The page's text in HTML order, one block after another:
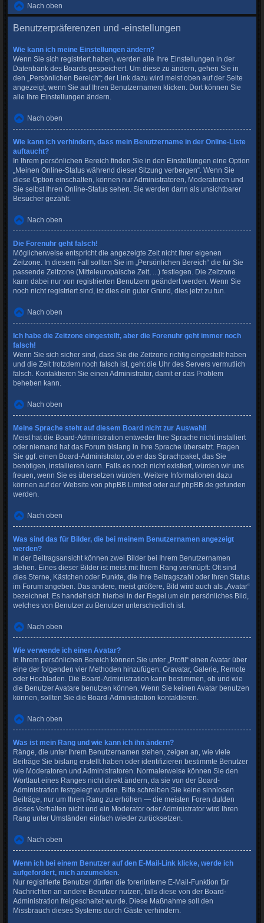
Nach oben
Benutzerpräferenzen und -einstellungen
Wie kann ich meine Einstellungen ändern?
Wenn Sie sich registriert haben, werden alle Ihre Einstellungen in der
Datenbank des Boards gespeichert. Um diese zu ändern, gehen Sie in
den „Persönlichen Bereich“; der Link dazu wird meist oben auf der Seite
angezeigt, wenn Sie auf Ihren Benutzernamen klicken. Dort können Sie
alle Ihre Einstellungen ändern.
Nach oben
Wie kann ich verhindern, dass mein Benutzername in der Online-Liste
auftaucht?
In Ihrem persönlichen Bereich finden Sie in den Einstellungen eine Option
„Meinen Online-Status während dieser Sitzung verbergen“. Wenn Sie
diese Option einschalten, können nur Administratoren, Moderatoren und
Sie selbst Ihren Online-Status sehen. Sie werden dann als unsichtbarer
Besucher gezählt.
Nach oben
Die Forenuhr geht falsch!
Möglicherweise entspricht die angezeigte Zeit nicht Ihrer eigenen
Zeitzone. In diesem Fall sollten Sie im „Persönlichen Bereich“ die für Sie
passende Zeitzone (Mitteleuropäische Zeit, ...) festlegen. Die Zeitzone
kann dabei nur von registrierten Benutzern geändert werden. Wenn Sie
noch nicht registriert sind, ist dies ein guter Grund, dies jetzt zu tun.
Nach oben
Ich habe die Zeitzone eingestellt, aber die Forenuhr geht immer noch
falsch!
Wenn Sie sich sicher sind, dass Sie die Zeitzone richtig eingestellt haben
und die Zeit trotzdem noch falsch ist, geht die Uhr des Servers vermutlich
falsch. Kontaktieren Sie einen Administrator, damit er das Problem
beheben kann.
Nach oben
Meine Sprache steht auf diesem Board nicht zur Auswahl!
Meist hat die Board-Administration entweder Ihre Sprache nicht installiert
oder niemand hat das Forum bislang in Ihre Sprache übersetzt. Fragen
Sie ggf. einen Board-Administrator, ob er das Sprachpaket, das Sie
benötigen, installieren kann. Falls es noch nicht existiert, würden wir uns
freuen, wenn Sie es übersetzen würden. Weitere Informationen dazu
können auf der Website von phpBB Limited oder aufphpBB.de gefunden
werden.
Nach oben
Was sind das für Bilder, die bei meinem Benutzernamen angezeigt
werden?
In der Beitragsansicht können zwei Bilder bei Ihrem Benutzernamen
stehen. Eines dieser Bilder ist meist mit Ihrem Rang verknüpft: Oft sind
dies Sterne, Kästchen oder Punkte, die Ihre Beitragszahl oder Ihren Status
im Forum angeben. Das andere, meist größere, Bild wird auch als „Avatar“
bezeichnet. Es handelt sich hierbei in der Regel um ein persönliches Bild,
welches von Benutzer zu Benutzer unterschiedlich ist.
Nach oben
Wie verwende ich einen Avatar?
In Ihrem persönlichen Bereich können Sie unter „Profil“ einen Avatar über
eine der folgenden vier Methoden hinzufügen: Gravatar, Galerie, Remote
oder Hochladen. Die Board-Administration kann bestimmen, ob und wie
die Benutzer Avatare benutzen können. Wenn Sie keinen Avatar benutzen
können, sollten Sie die Board-Administration kontaktieren.
Nach oben
Was ist mein Rang und wie kann ich ihn ändern?
Ränge, die unter Ihrem Benutzernamen stehen, zeigen an, wie viele
Beiträge Sie bislang erstellt haben oder identifizieren bestimmte Benutzer
wie Moderatoren und Administratoren. Normalerweise können Sie den
Wortlaut eines Ranges nicht direkt ändern, da sie von der Board-
Administration festgelegt wurden. Bitte schreiben Sie keine sinnlosen
Beiträge, nur um Ihren Rang zu erhöhen — die meisten Foren dulden
dieses Verhalten nicht und ein Moderator oder Administrator wird Ihren
Rang unter Umständen einfach wieder zurücksetzen.
Nach oben
Wenn ich bei einem Benutzer auf den E-Mail-Link klicke, werde ich
aufgefordert, mich anzumelden.
Nur registrierte Benutzer dürfen die foreninterne E-Mail-Funktion für
Nachrichten an andere Benutzer nutzen, falls diese von der Board-
Administration freigeschaltet wurde. Diese Maßnahme soll den
Missbrauch dieses Systems durch Gäste verhindern.